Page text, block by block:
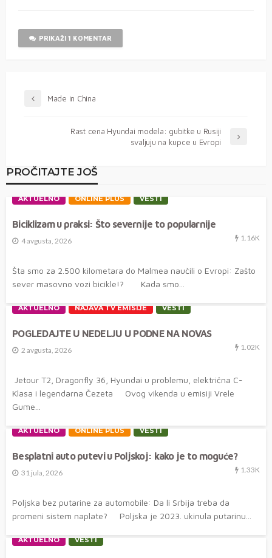
PRIKAŽI 1 KOMENTAR
Made in China
Rast cena Hyundai modela: gubitke u Rusiji
svaljuju na kupce u Evropi
PROČITAJTE JOŠ
AKTUELNO ONLINE PLUS VESTI
Biciklizam u praksi: Što severnije to popularnije
4 avgusta, 2026 1.16K
Šta smo za 2.500 kilometara do Malmea naučili o Evropi: Zašto
sever masovno vozi bicikle!? Kada smo...
AKTUELNO NAJAVA TV EMISIJE VESTI
POGLEDAJTE U NEDELJU U PODNE NA NOVAS
2 avgusta, 2026 1.02K
Jetour T2, Dragonfly 36, Hyundai u problemu, električna C-
Klasa i legendarna Čezeta Ovog vikenda u emisiji Vrele
Gume...
AKTUELNO ONLINE PLUS VESTI
Besplatni auto putevi u Poljskoj: kako je to moguće?
31 jula, 2026 1.33K
Poljska bez putarine za automobile: Da li Srbija treba da
promeni sistem naplate? Poljska je 2023. ukinula putarinu...
AKTUELNO VESTI